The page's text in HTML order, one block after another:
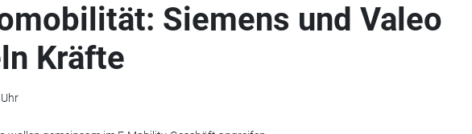
Siemens und Valeo
Kräfte